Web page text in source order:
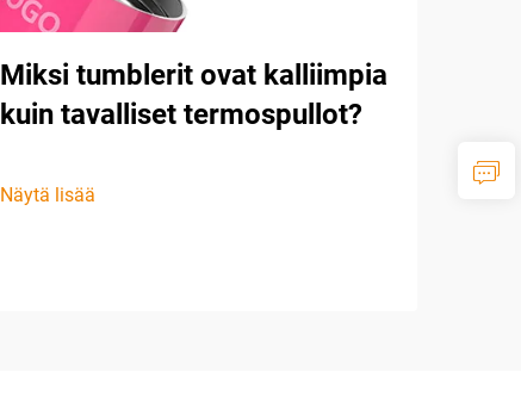
Miksi tumblerit ovat kalliimpia
kuin tavalliset termospullot?
Näytä lisää